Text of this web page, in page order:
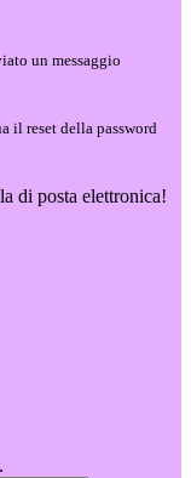
un messaggio
il reset della password
di posta elettronica!